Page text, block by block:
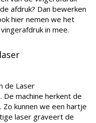
afdruk? Dan bewerken
hier nemen we het
in mee.
de Laser
machine herkent de
kunnen we een hartje
laser graveert de